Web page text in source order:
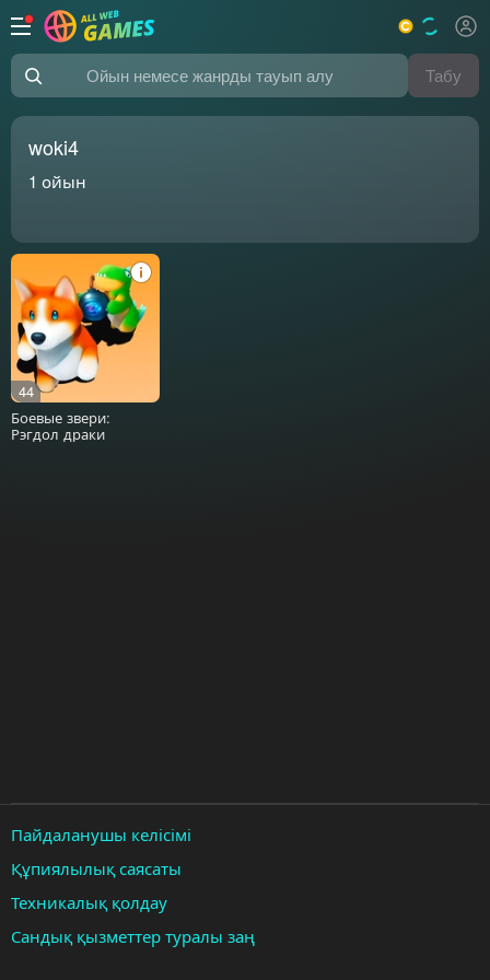
Ойын немесе жанрды тауып алу Табу
woki4
1 ойын
44
Боевые звери:
Рэгдол драки
Пайдаланушы келісімі
Құпиялылық саясаты
Техникалық қолдау
Сандық қызметтер туралы заң